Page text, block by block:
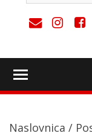
Naslovnica /